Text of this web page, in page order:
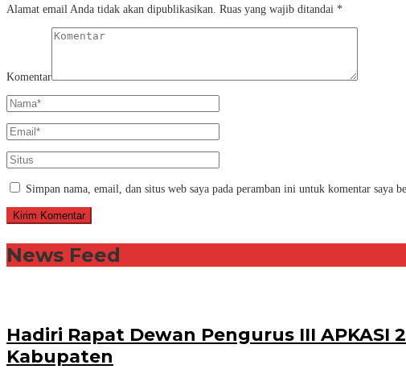
Alamat email Anda tidak akan dipublikasikan. Ruas yang wajib ditandai *
Komentar
Simpan nama, email, dan situs web saya pada peramban ini untuk komentar saya
News Feed
Hadiri Rapat Dewan Pengurus III
Kabupaten